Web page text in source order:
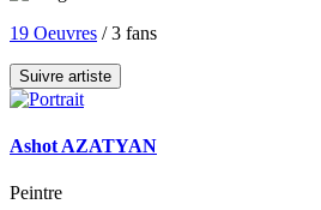
19 Oeuvres / 3 fans
Suivre artiste
Ashot AZATYAN
Peintre